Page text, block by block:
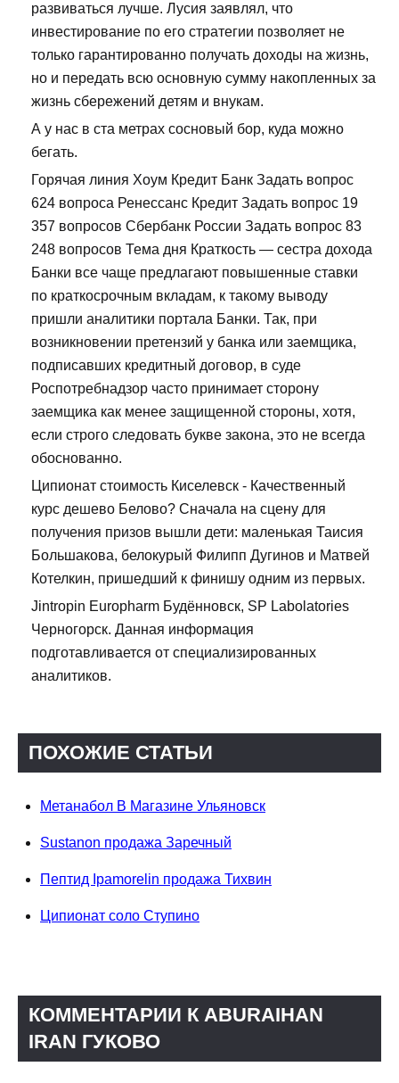
развиваться лучше. Лусия заявлял, что
инвестирование по его стратегии позволяет не
только гарантированно получать доходы на жизнь,
но и передать всю основную сумму накопленных за
жизнь сбережений детям и внукам.
А у нас в ста метрах сосновый бор, куда можно
бегать.
Горячая линия Хоум Кредит Банк Задать вопрос
624 вопроса Ренессанс Кредит Задать вопрос 19
357 вопросов Сбербанк России Задать вопрос 83
248 вопросов Тема дня Краткость — сестра дохода
Банки все чаще предлагают повышенные ставки
по краткосрочным вкладам, к такому выводу
пришли аналитики портала Банки. Так, при
возникновении претензий у банка или заемщика,
подписавших кредитный договор, в суде
Роспотребнадзор часто принимает сторону
заемщика как менее защищенной стороны, хотя,
если строго следовать букве закона, это не всегда
обоснованно.
Ципионат стоимость Киселевск - Качественный
курс дешево Белово? Сначала на сцену для
получения призов вышли дети: маленькая Таисия
Большакова, белокурый Филипп Дугинов и Матвей
Котелкин, пришедший к финишу одним из первых.
Jintropin Europharm Будённовск, SP Labolatories
Черногорск. Данная информация
подготавливается от специализированных
аналитиков.
ПОХОЖИЕ СТАТЬИ
Метанабол В Магазине Ульяновск
Sustanon продажа Заречный
Пептид Ipamorelin продажа Тихвин
Ципионат соло Ступино
КОММЕНТАРИИ К ABURAIHAN
IRAN ГУКОВО